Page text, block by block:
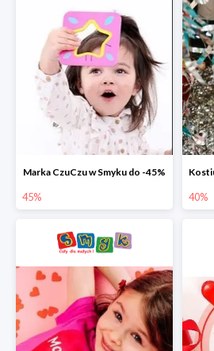
Marka CzuCzu w Smyku do -45%
45% 40%